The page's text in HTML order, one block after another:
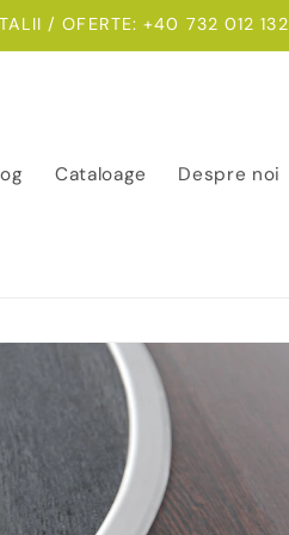
/ OFERTE: +40 732 012 132
Cataloage Despre noi